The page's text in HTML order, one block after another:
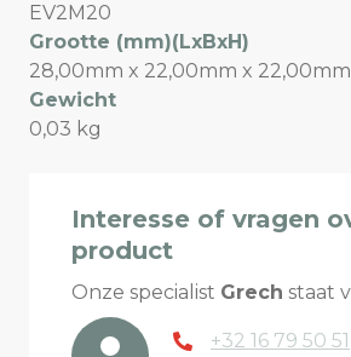
EV2M20
Grootte (mm)(LxBxH)
28,00mm x 22,00mm x 22,00mm
Gewicht
0,03 kg
Interesse of vragen
product
Onze specialist Grech staat
+32 16 79 50 51